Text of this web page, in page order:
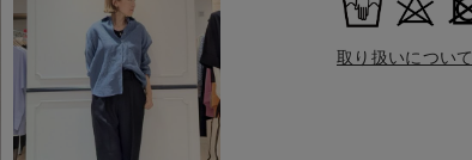
取り扱いについて